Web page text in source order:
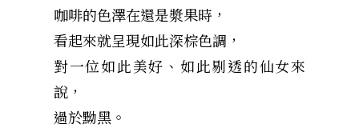
咖啡的色澤在還是漿果時，
看起來就呈現如此深棕色調，
對一位如此美好、如此剔透的仙女來
說，
過於黝黑。